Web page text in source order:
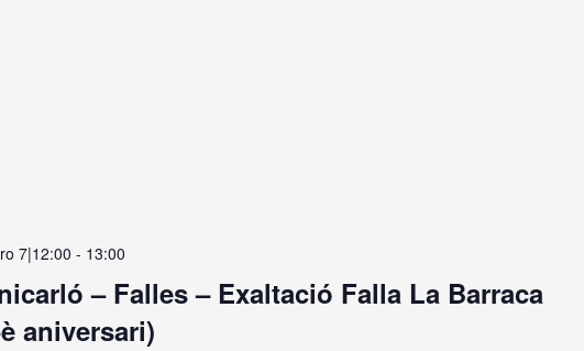
7|12:00 - 13:00
– Falles – Exaltació Falla La Barraca
aniversari)